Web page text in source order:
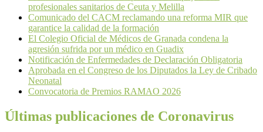
profesionales sanitarios de Ceuta y Melilla
Comunicado del CACM reclamando una reforma MIR que
garantice la calidad de la formación
El Colegio Oficial de Médicos de Granada condena la
agresión sufrida por un médico en Guadix
Notificación de Enfermedades de Declaración Obligatoria
Aprobada en el Congreso de los Diputados la Ley de Cribado
Neonatal
Convocatoria de Premios RAMAO 2026
Últimas publicaciones de Coronavirus